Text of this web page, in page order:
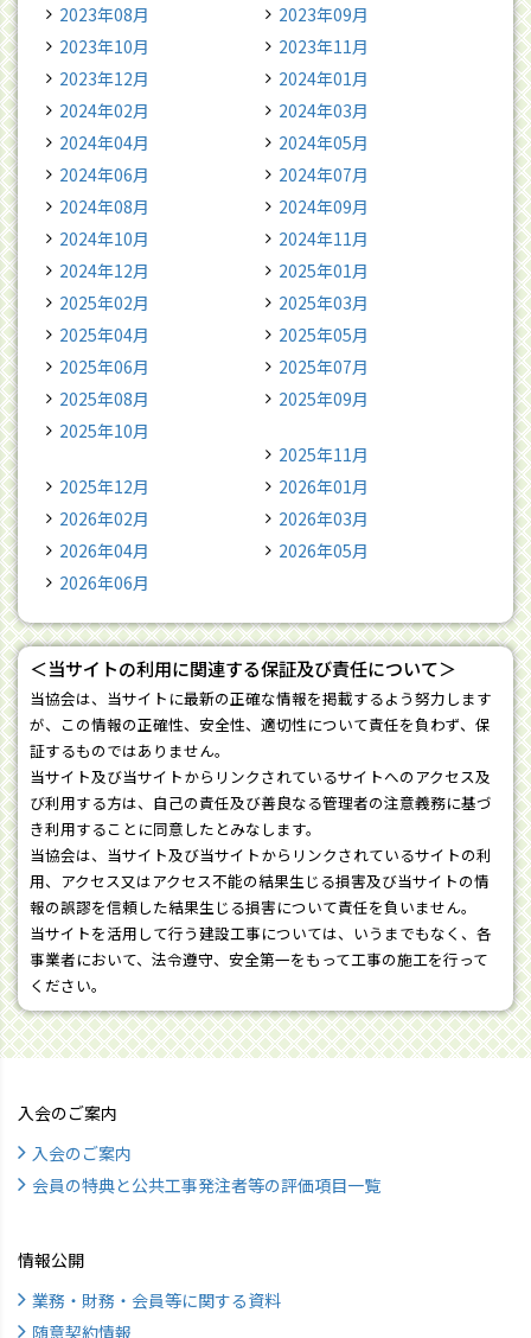
2023年08月
2023年09月
2023年10月
2023年11月
2023年12月
2024年01月
2024年02月
2024年03月
2024年04月
2024年05月
2024年06月
2024年07月
2024年08月
2024年09月
2024年10月
2024年11月
2024年12月
2025年01月
2025年02月
2025年03月
2025年04月
2025年05月
2025年06月
2025年07月
2025年08月
2025年09月
2025年10月
2025年11月
2025年12月
2026年01月
2026年02月
2026年03月
2026年04月
2026年05月
2026年06月
＜当サイトの利用に関連する保証及び責任について＞
当協会は、当サイトに最新の正確な情報を掲載するよう努力します
が、この情報の正確性、安全性、適切性について責任を負わず、保
証するものではありません。
当サイト及び当サイトからリンクされているサイトへのアクセス及
び利用する方は、自己の責任及び善良なる管理者の注意義務に基づ
き利用することに同意したとみなします。
当協会は、当サイト及び当サイトからリンクされているサイトの利
用、アクセス又はアクセス不能の結果生じる損害及び当サイトの情
報の誤謬を信頼した結果生じる損害について責任を負いません。
当サイトを活用して行う建設工事については、いうまでもなく、各
事業者において、法令遵守、安全第一をもって工事の施工を行って
ください。
入会のご案内
入会のご案内
会員の特典と公共工事発注者等の評価項目一覧
情報公開
業務・財務・会員等に関する資料
随意契約情報